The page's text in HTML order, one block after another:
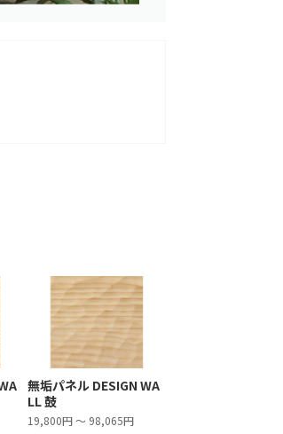
無垢パネル DESIGN WA
LL 鼓
19,800円 ～ 98,065円